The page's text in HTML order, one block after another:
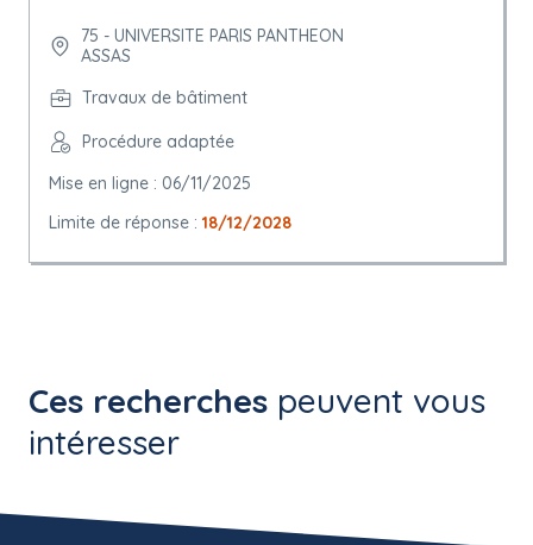
75 - UNIVERSITE PARIS PANTHEON
ASSAS
Travaux de bâtiment
Procédure adaptée
Mise en ligne : 06/11/2025
Limite de réponse : 18/12/2028
Ces recherches peuvent vous
intéresser